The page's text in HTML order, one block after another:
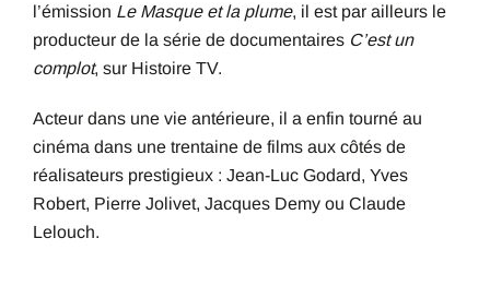
l’émission Le Masque et la plume, il est par ailleurs le
producteur de la série de documentaires C’est un
complot, sur Histoire TV.
Acteur dans une vie antérieure, il a enfin tourné au
cinéma dans une trentaine de films aux côtés de
réalisateurs prestigieux : Jean-Luc Godard, Yves
Robert, Pierre Jolivet, Jacques Demy ou Claude
Lelouch.